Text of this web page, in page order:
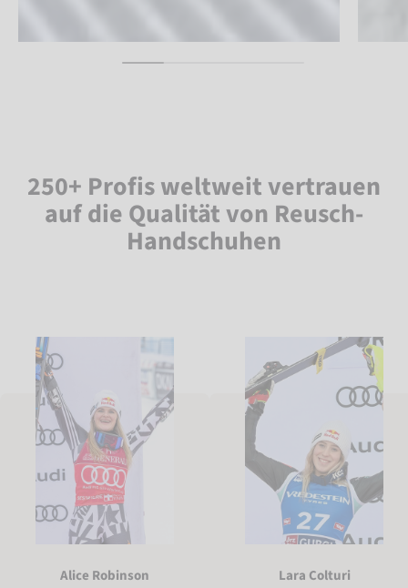
250+ Profis weltweit vertrauen
auf die Qualität von Reusch-
Handschuhen
Alice Robinson
Lara Colturi